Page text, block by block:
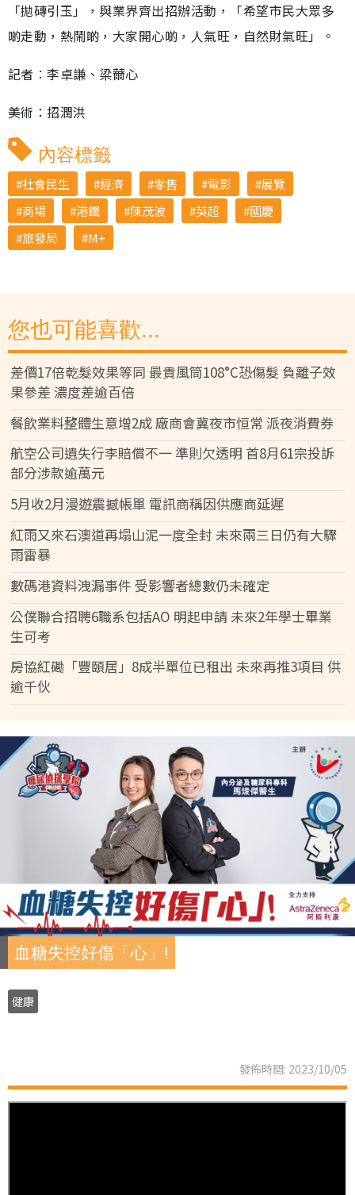
「拋磚引玉」，與業界齊出招辦活動，「希望市民大眾多
啲走動，熱鬧啲，大家開心啲，人氣旺，自然財氣旺」。
記者︰李卓謙、梁薾心
美術：招潤洪
內容標籤
社會民生 經濟 零售 電影
展覽
商場
港鐵 陳茂波 英超
國慶
旅發局
M+
您也可能喜歡...
差價17倍乾髮效果等同 最貴風筒108°C恐傷髮 負離子效
果參差 濃度差逾百倍
餐飲業料整體生意增2成 廠商會冀夜市恒常 派夜消費券
航空公司遺失行李賠償不一 準則欠透明 首8月61宗投訴
部分涉款逾萬元
5月收2月漫遊震撼帳單 電訊商稱因供應商延遲
紅雨又來石澳道再塌山泥一度全封 未來兩三日仍有大驟
雨雷暴
數碼港資料洩漏事件 受影響者總數仍未確定
公僕聯合招聘6職系包括AO 明起申請 未來2年學士畢業
生可考
房協紅磡「豐頤居」8成半單位已租出 未來再推3項目 供
逾千伙
血糖失控好傷「心」!
健康
發佈時間: 2023/10/05